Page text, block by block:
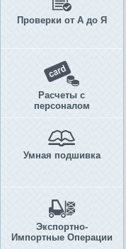
Проверки от А до Я
Расчеты с
персоналом
Умная подшивка
Экспортно-
Импортные Операции